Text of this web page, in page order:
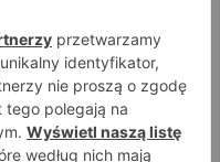
Wampirek przegrał w
pełnym dystansie.